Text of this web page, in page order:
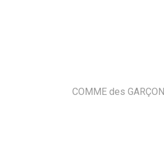
COMME des